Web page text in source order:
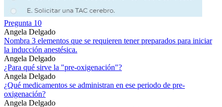
Pregunta 10
Angela Delgado
Nombra 3 elementos que se requieren tener preparados para iniciar
la inducción anestésica.
Angela Delgado
¿Para qué sirve la "pre-oxigenación"?
Angela Delgado
¿Qué medicamentos se administran en ese periodo de pre-
oxigenación?
Angela Delgado